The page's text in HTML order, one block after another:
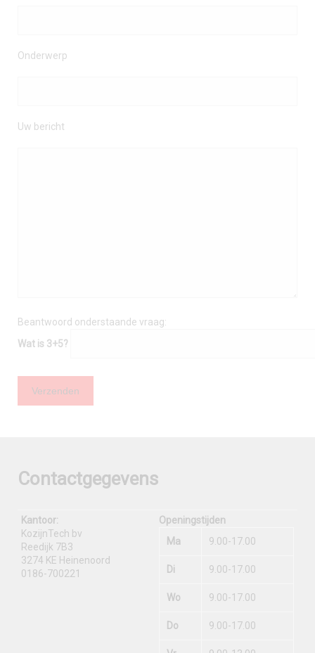
Onderwerp
Uw bericht
Beantwoord onderstaande vraag:
Wat is 3+5?
Contactgegevens
Kantoor:
KozijnTech bv
Reedijk 7B3
3274 KE Heinenoord
0186-700221
Openingstijden
Ma
9.00-17.00
Di 9.00-17.00
Wo 9.00-17.00
Do 9.00-17.00